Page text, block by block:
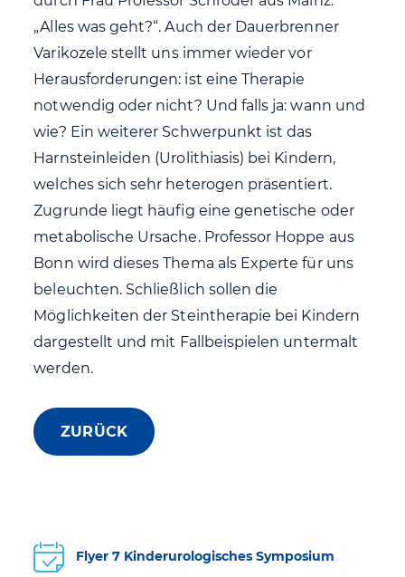
„Alles was geht?“. Auch der Dauerbrenner
Varikozele stellt uns immer wieder vor
Herausforderungen: ist eine Therapie
notwendig oder nicht? Und falls ja: wann und
wie? Ein weiterer Schwerpunkt ist das
Harnsteinleiden (Urolithiasis) bei Kindern,
welches sich sehr heterogen präsentiert.
Zugrunde liegt häufig eine genetische oder
metabolische Ursache. Professor Hoppe aus
Bonn wird dieses Thema als Experte für uns
beleuchten. Schließlich sollen die
Möglichkeiten der Steintherapie bei Kindern
dargestellt und mit Fallbeispielen untermalt
werden.
ZURÜCK
Flyer 7 Kinderurologisches Symposium